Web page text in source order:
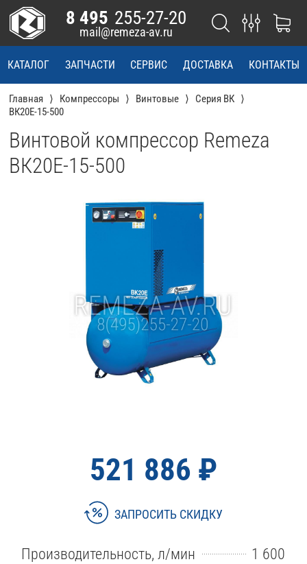
КАТАЛОГ ЗАПЧАСТИ СЕРВИС ДОСТАВКА КОНТАКТЫ
8 495 255-27-20
mail@remeza-av.ru
Главная Компрессоры Винтовые
Серия ВК
ВК20Е-15-500
Винтовой компрессор Remeza
ВК20Е-15-500
521 886 ₽
ЗАПРОСИТЬ СКИДКУ
Производительность, л/мин
1 600